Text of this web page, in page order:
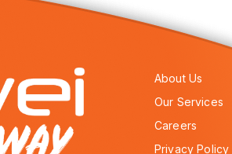
About Us
Our Services
Careers
Privacy Policy